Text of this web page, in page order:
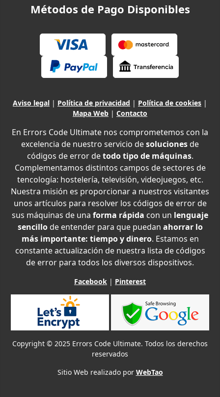
Métodos de Pago Disponibles
Aviso legal | Política de privacidad | Política de cookies |
Mapa Web | Contacto
En Errors Code Ultimate nos comprometemos con la
excelencia de nuestro servicio desoluciones de
códigos de error detodo tipo de máquinas.
Complementamos distintos campos de sectores de
tencología: hostelería, televisión, videojuegos, etc.
Nuestra misión es proporcionar a nuestros visitantes
unos artículos para resolver los códigos de error de
sus máquinas de una forma rápida con un lenguaje
sencillode entender para que puedan ahorrar lo
más importante: tiempo y dinero. Estamos en
constante actualización de nuestra lista de códigos
de error para todos los diversos dispositivos.
Facebook | Pinterest
Copyright © 2025 Errors Code Ultimate. Todos los derechos
reservados
Sitio Web realizado por WebTao